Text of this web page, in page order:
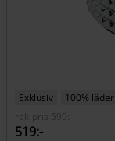
Exklusiv
100% läder
rek-pris
599:-
519:-